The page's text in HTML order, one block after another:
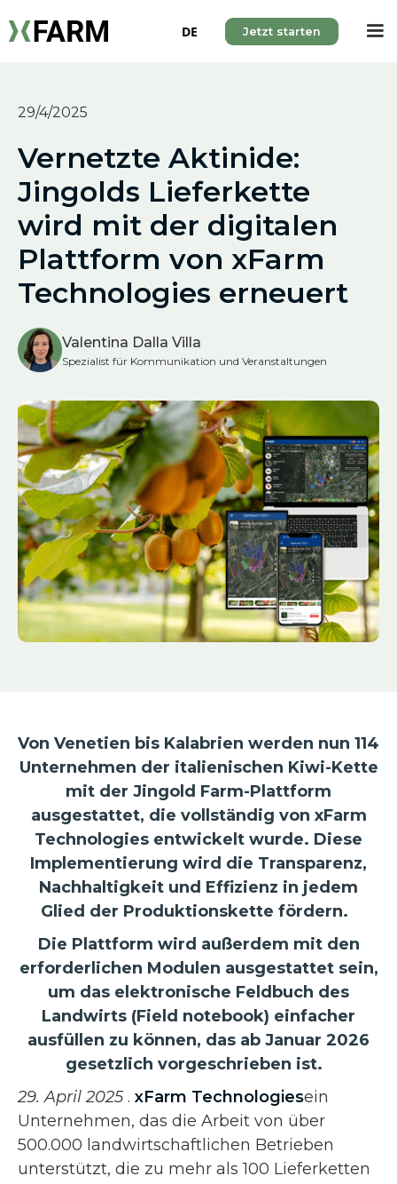
DE Jetzt starten
29/4/2025
Vernetzte Aktinide:
Jingolds Lieferkette
wird mit der digitalen
Plattform von xFarm
Technologies erneuert
Valentina Dalla Villa
Spezialist für Kommunikation und Veranstaltungen
Von Venetien bis Kalabrien werden nun 114
Unternehmen der italienischen Kiwi-Kette
mit der Jingold Farm-Plattform
ausgestattet, die vollständig von xFarm
Technologies entwickelt wurde. Diese
Implementierung wird die Transparenz,
Nachhaltigkeit und Effizienz in jedem
Glied der Produktionskette fördern.
Die Plattform wird außerdem mit den
erforderlichen Modulen ausgestattet sein,
um das elektronische Feldbuch des
Landwirts (Field notebook) einfacher
ausfüllen zu können, das ab Januar 2026
gesetzlich vorgeschrieben ist.
29. April 2025 . xFarm Technologiesein
Unternehmen, das die Arbeit von über
500.000 landwirtschaftlichen Betrieben
unterstützt, die zu mehr als 100 Lieferketten